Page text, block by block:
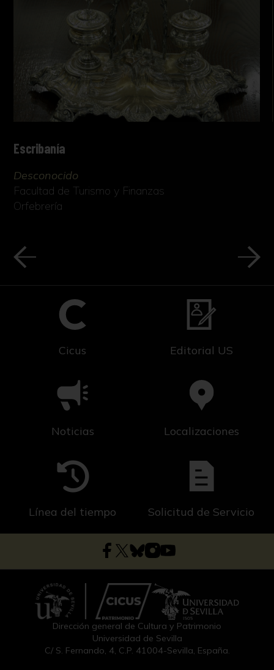
Escribanía
Desconocido
Facultad de Turismo y Finanzas
Orfebrería
Cicus Editorial US
Noticias Localizaciones
Línea del tiempo Solicitud de Servicio
Dirección general de Cultura y Patrimonio
Universidad de Sevilla
C/ S. Fernando, 4, C.P. 41004-Sevilla, España.